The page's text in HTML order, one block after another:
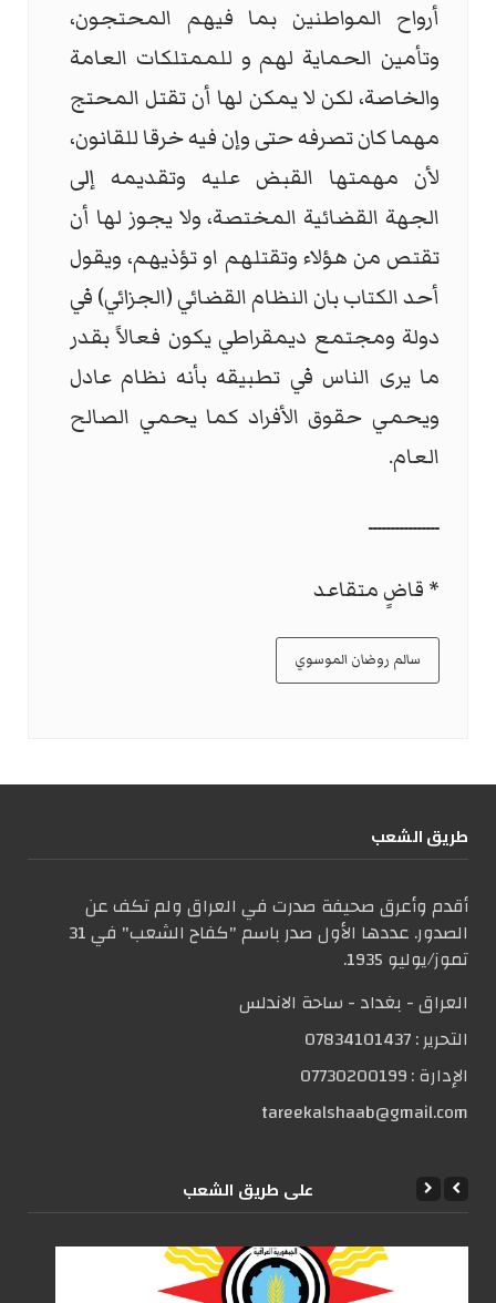
أرواح المواطنين بما فيهم المحتجون،
وتأمين الحماية لهم و للممتلكات العامة
والخاصة، لكن لا يمكن لها أن تقتل المحتج
مهما كان تصرفه حتى وإن فيه خرقا للقانون،
لأن مهمتها القبض عليه وتقديمه إلى
الجهة القضائية المختصة، ولا يجوز لها أن
تقتص من هؤلاء وتقتلهم او تؤذيهم، ويقول
أحد الكتاب بان النظام القضائي (الجزائي) في
دولة ومجتمع ديمقراطي يكون فعالاً بقدر
ما يرى الناس في تطبيقه بأنه نظام عادل
ويحمي حقوق الأفراد كما يحمي الصالح
العام.
ــــــــــــــــ
* قاضٍ متقاعد
سالم روضان الموسوي
طریق الشعب
أقدم وأعرق صحيفة صدرت في العراق ولم تكف عن
الصدور. عددها الأول صدر باسم "كفاح الشعب" في 31
تموز/يوليو 1935.
العراق - بغداد - ساحة الاندلس
التحریر :07834101437
الإدارة :07730200199
tareekalshaab@gmail.com
علی طریق الشعب